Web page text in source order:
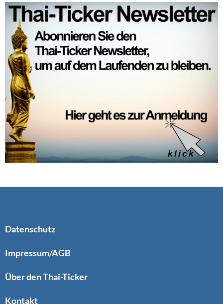
Datenschutz
Impressum/AGB
Über den Thai-Ticker
Kontakt